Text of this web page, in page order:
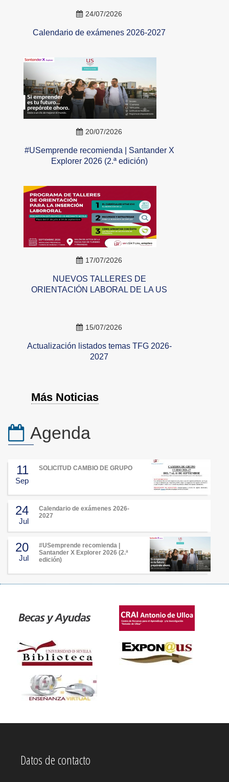
24/07/2026
Calendario de exámenes 2026-2027
20/07/2026
#USemprende recomienda | Santander X
Explorer 2026 (2.ª edición)
17/07/2026
NUEVOS TALLERES DE
ORIENTACIÓN LABORAL DE LA US
15/07/2026
Actualización listados temas TFG 2026-
2027
Más Noticias
Agenda
11
Sep
SOLICITUD CAMBIO DE GRUPO
24
Jul
Calendario de exámenes 2026-
2027
20
Jul
#USemprende recomienda |
Santander X Explorer 2026 (2.ª
edición)
Datos de contacto